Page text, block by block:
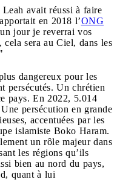
Leah avait réussi à faire
en 2018 l’ONG
jour je reverrai vos
cela sera au Ciel, dans les
dangereux pour les
persécutés. Un chrétien
pays. En 2022, 5.014
persécution en grande
accentuées par les
islamiste Boko Haram.
un rôle majeur dans
les régions qu’ils
bien au nord du pays,
quant à lui